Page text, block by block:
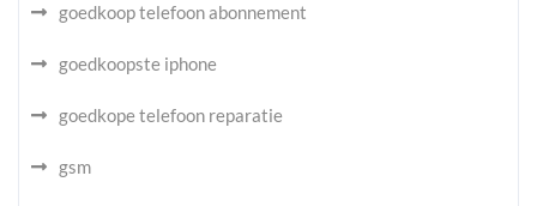
goedkoop telefoon abonnement
goedkoopste iphone
goedkope telefoon reparatie
gsm